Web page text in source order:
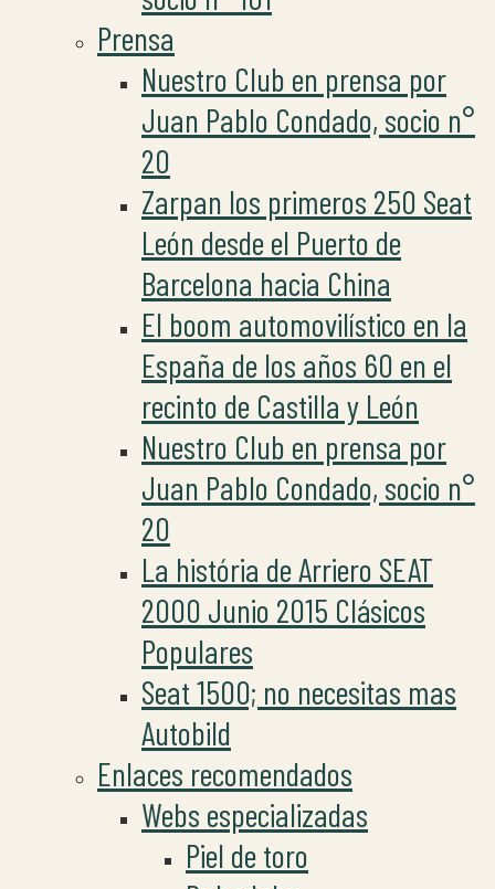
Prensa
Nuestro Club en prensa por
Juan Pablo Condado, socio n°
20
Zarpan los primeros 250 Seat
León desde el Puerto de
Barcelona hacia China
El boom automovilístico en la
España de los años 60 en el
recinto de Castilla y León
Nuestro Club en prensa por
Juan Pablo Condado, socio n°
20
La história de Arriero SEAT
2000 Junio 2015 Clásicos
Populares
Seat 1500; no necesitas mas
Autobild
Enlaces recomendados
Webs especializadas
Piel de toro